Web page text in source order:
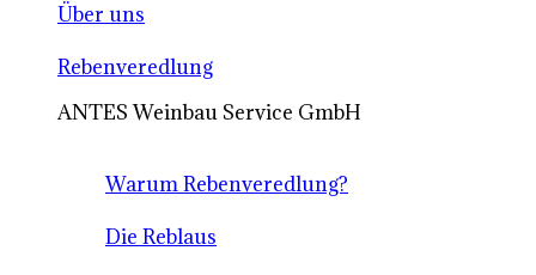
Über uns
Rebenveredlung
ANTES Weinbau Service GmbH
Warum Rebenveredlung?
Die Reblaus